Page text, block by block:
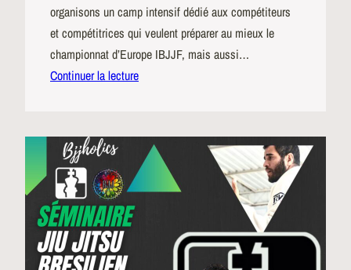
organisons un camp intensif dédié aux compétiteurs
et compétitrices qui veulent préparer au mieux le
championnat d’Europe IBJJF, mais aussi…
Continuer la lecture